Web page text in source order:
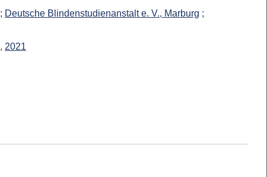
; Deutsche Blindenstudienanstalt e. V., Marburg ;
, 2021